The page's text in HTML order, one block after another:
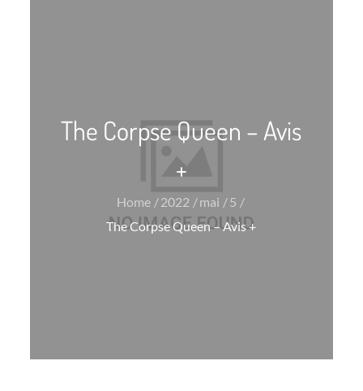
The Corpse Queen – Avis
+
Home 2022 mai
5
The Corpse Queen – Avis +